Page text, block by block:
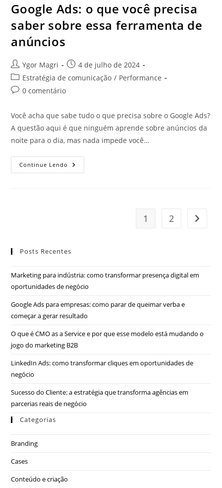
Google Ads: o que você precisa
saber sobre essa ferramenta de
anúncios
Ygor Magri
4 de julho de 2024
Estratégia de comunicação / Performance
0 comentário
Você acha que sabe tudo o que precisa sobre o Google Ads?
A questão aqui é que ninguém aprende sobre anúncios da
noite para o dia, mas nada impede você…
Continue Lendo
1 2
Posts Recentes
Marketing para indústria: como transformar presença digital em
oportunidades de negócio
Google Ads para empresas: como parar de queimar verba e
começar a gerar resultado
O que é CMO as a Service e por que esse modelo está mudando o
jogo do marketing B2B
LinkedIn Ads: como transformar cliques em oportunidades de
negócio
Sucesso do Cliente: a estratégia que transforma agências em
parcerias reais de negócio
Categorias
Branding
Cases
Conteúdo e criação